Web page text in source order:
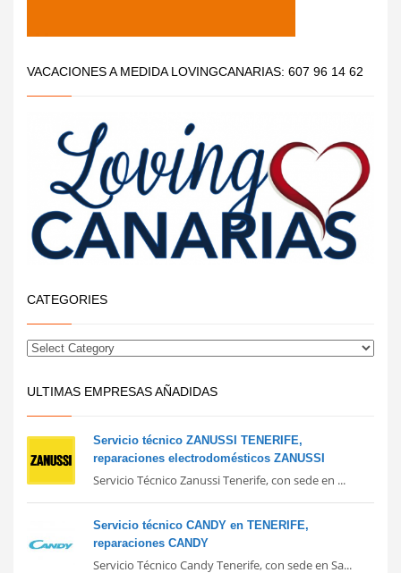
VACACIONES A MEDIDA LOVINGCANARIAS: 607 96 14 62
CATEGORIES
ULTIMAS EMPRESAS AÑADIDAS
Servicio técnico ZANUSSI TENERIFE,
reparaciones electrodomésticos ZANUSSI
Servicio Técnico Zanussi Tenerife, con sede en ...
Servicio técnico CANDY en TENERIFE,
reparaciones CANDY
Servicio Técnico Candy Tenerife, con sede en Sa...